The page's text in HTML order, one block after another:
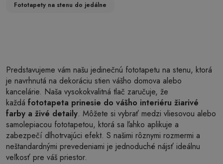
Fototapety na stenu do jedálne
Predstavujeme vám našu jedinečnú fototapetu na stenu, ktorá
je navrhnutá na dekoráciu stien vášho domova alebo
kancelárie. Naša vysokokvalitná tlač zaručuje, že
každá fototapeta prinesie do vášho interiéru žiarivé
farby a živé detaily. Môžete si vybrať medzi vliesovou alebo
samolepiacou fototapetou, ktorá sa ľahko aplikuje a
zabezpečí dlhotrvajúci efekt. S našimi rôznymi rozmermi a
neštandardnými prevedeniami je jednoduché nájsť ideálnu
veľkosť pre váš priestor.